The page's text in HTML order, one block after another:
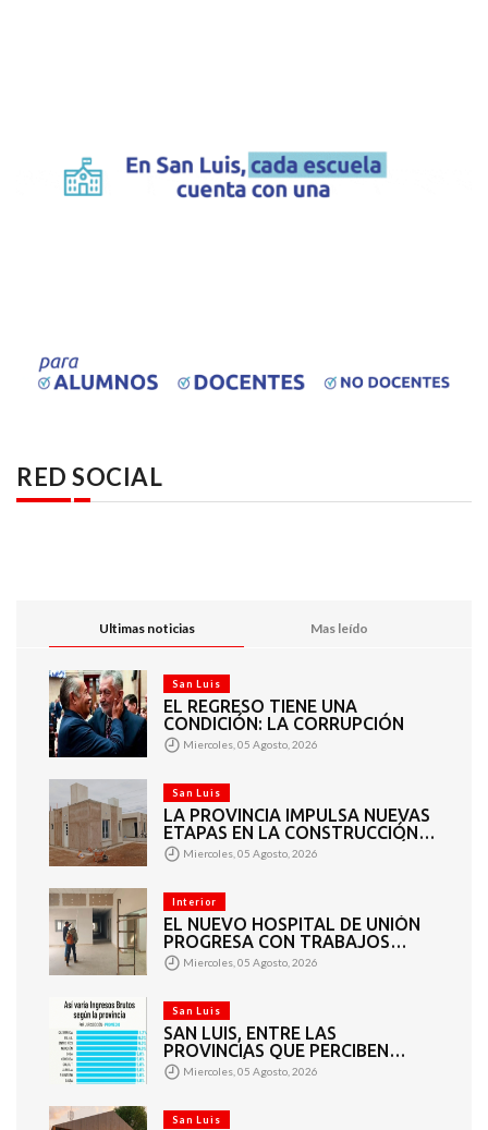
RED SOCIAL
Ultimas noticias Mas leído
San Luis
EL REGRESO TIENE UNA
CONDICIÓN: LA CORRUPCIÓN
Miercoles, 05 Agosto, 2026
San Luis
LA PROVINCIA IMPULSA NUEVAS
ETAPAS EN LA CONSTRUCCIÓN
DE VIVIENDAS EN PUEYRREDÓN
Miercoles, 05 Agosto, 2026
Interior
EL NUEVO HOSPITAL DE UNIÓN
PROGRESA CON TRABAJOS
INTERIORES Y EXTERIORES
Miercoles, 05 Agosto, 2026
San Luis
SAN LUIS, ENTRE LAS
PROVINCIAS QUE PERCIBEN
TASAS MÁS BAJAS DE INGRESOS
BRUTOS
Miercoles, 05 Agosto, 2026
San Luis